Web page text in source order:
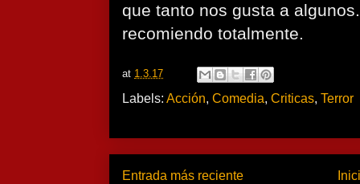
que tanto nos gusta a
recomiendo totalmente.
at 1.3.17
Labels: Acción, Comedia, Criticas, Terror
Entrada más reciente